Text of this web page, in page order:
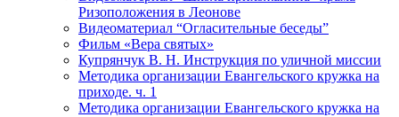
Ризоположения в Леонове
Видеоматериал “Огласительные беседы”
Фильм «Вера святых»
Купрянчук В. Н. Инструкция по уличной миссии
Методика организации Евангельского кружка на
приходе. ч. 1
Методика организации Евангельского кружка на